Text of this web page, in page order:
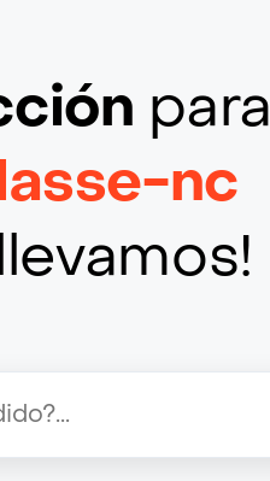
para
nc